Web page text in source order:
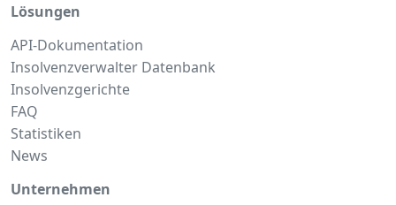
Lösungen
API-Dokumentation
Insolvenzverwalter Datenbank
Insolvenzgerichte
FAQ
Statistiken
News
Unternehmen